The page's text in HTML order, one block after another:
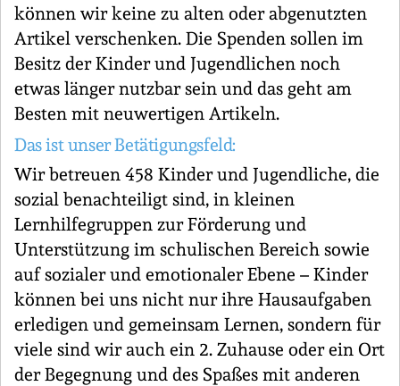
können wir keine zu alten oder abgenutzten
Artikel verschenken. Die Spenden sollen im
Besitz der Kinder und Jugendlichen noch
etwas länger nutzbar sein und das geht am
Besten mit neuwertigen Artikeln.
Das ist unser Betätigungsfeld:
Wir betreuen 458 Kinder und Jugendliche, die
sozial benachteiligt sind, in kleinen
Lernhilfegruppen zur Förderung und
Unterstützung im schulischen Bereich sowie
auf sozialer und emotionaler Ebene – Kinder
können bei uns nicht nur ihre Hausaufgaben
erledigen und gemeinsam Lernen, sondern für
viele sind wir auch ein 2. Zuhause oder ein Ort
der Begegnung und des Spaßes mit anderen